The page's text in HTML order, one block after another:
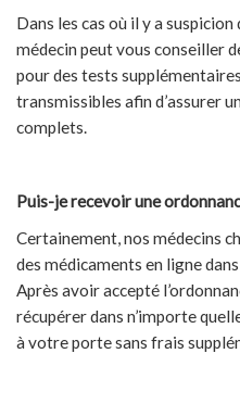
Dans les cas où il y a
médecin peut vous conseiller
pour des tests
transmissibles afin d’assurer
complets.
Puis-je recevoir une
Certainement, nos médecins
des médicaments en ligne
Après avoir accepté
récupérer dans n’importe
à votre porte sans frais